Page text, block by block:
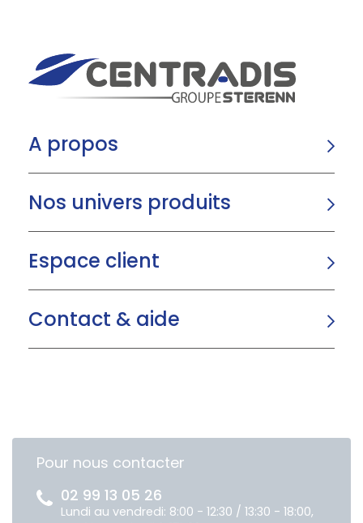
A propos
Nos univers produits
Espace client
Contact & aide
Pour nous contacter
02 99 13 05 26
Lundi au vendredi: 8:00 - 12:30 / 13:30 - 18:00,